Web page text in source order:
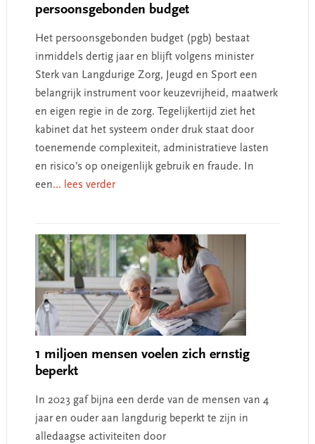
persoonsgebonden budget
Het persoonsgebonden budget (pgb) bestaat
inmiddels dertig jaar en blijft volgens minister
Sterk van Langdurige Zorg, Jeugd en Sport een
belangrijk instrument voor keuzevrijheid, maatwerk
en eigen regie in de zorg. Tegelijkertijd ziet het
kabinet dat het systeem onder druk staat door
toenemende complexiteit, administratieve lasten
en risico’s op oneigenlijk gebruik en fraude. In
een... lees verder
1 miljoen mensen voelen zich ernstig
beperkt
In 2023 gaf bijna een derde van de mensen van 4
jaar en ouder aan langdurig beperkt te zijn in
alledaagse activiteiten door